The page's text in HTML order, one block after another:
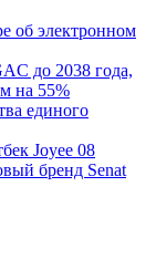
об электронном
до 2038 года,
на 55%
единого
Joyee 08
бренд Senat